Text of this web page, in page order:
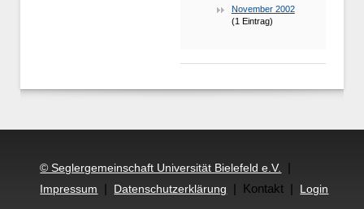
November 2002
(1 Eintrag)
© Seglergemeinschaft Universität Bielefeld e.V. |
Impressum | Datenschutzerklärung | Kontakt | Login